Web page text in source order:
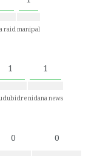
raidmanipal
1 1
nidana news
0 0